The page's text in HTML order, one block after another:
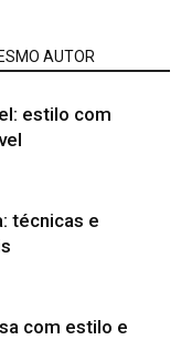
AUTOR
estilo com
técnicas e
com estilo e